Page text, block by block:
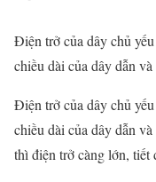
Điện trở của dây chủ
chiều dài của dây dẫn
Điện trở của dây chủ
chiều dài của dây dẫn
thì điện trở càng lớn, tiết